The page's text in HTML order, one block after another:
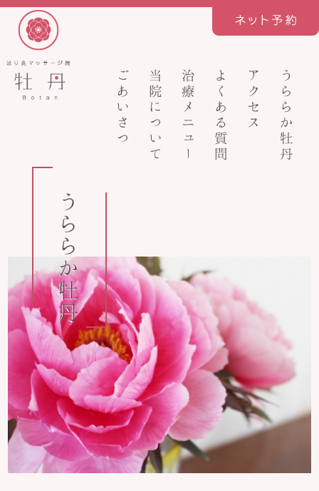
ごあいさつ 当院について 治療メニュー よくある質問 アクセス うららか牡丹
うららか牡丹